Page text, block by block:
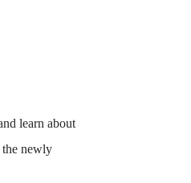
learn about
the newly